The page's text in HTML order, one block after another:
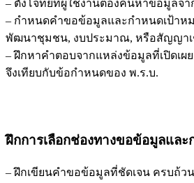
– ตั้งโจทย์ที่ผู้ใช้งานต้องค้นหาข้อมูลจา
– กำหนดคำขอข้อมูลและกำหนดเป้าห
พัฒนาชุมชน, งบประมาณ, หรือสัญญา
– ฝึกหาคำตอบจากแหล่งข้อมูลที่เปิดเ
จึงเทียบกับข้อกำหนดของ พ.ร.บ.
ฝึกการเลือกช่องทางขอข้อมูลและ
– ฝึกเขียนคำขอข้อมูลที่ชัดเจน ครบถ้ว